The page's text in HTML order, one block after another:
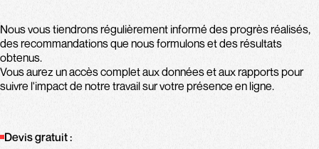
Nous vous tiendrons régulièrement informé des progrès réalisés,
des recommandations que nous formulons et des résultats
obtenus.
Vous aurez un accès complet aux données et aux rapports pour
suivre l'impact de notre travail sur votre présence en ligne.
Devis gratuit :